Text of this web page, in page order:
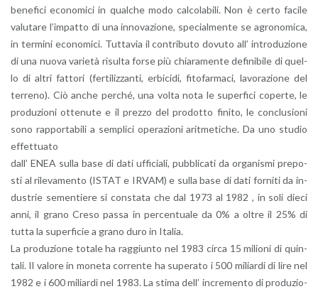
be­ne­fi­ci eco­no­mi­ci in qual­che modo cal­co­la­bi­li. Non è certo fa­ci­le
va­lu­ta­re l’im­pat­to di una in­no­va­zio­ne, spe­cial­men­te se agro­no­mi­ca,
in ter­mi­ni eco­no­mi­ci. Tut­ta­via il con­tri­bu­to do­vu­to all’ in­tro­du­zio­ne
di una nuova va­rie­tà ri­sul­ta forse più chia­ra­men­te de­fi­ni­bi­le di quel­
lo di altri fat­to­ri (fer­ti­liz­zan­ti, er­bi­ci­di, fi­to­far­ma­ci, la­vo­ra­zio­ne del
ter­re­no). Ciò anche per­ché, una volta nota le su­per­fi­ci co­per­te, le
pro­du­zio­ni ot­te­nu­te e il prez­zo del pro­dot­to fi­ni­to, le con­clu­sio­ni
sono rap­por­ta­bi­li a sem­pli­ci ope­ra­zio­ni arit­me­ti­che. Da uno stu­dio
ef­fet­tua­to
dall’ ENEA sulla base di dati uf­fi­cia­li, pub­bli­ca­ti da or­ga­ni­smi pre­po­
sti al ri­le­va­men­to (ISTAT e IRVAM) e sulla base di dati for­ni­ti da in­
du­strie se­men­tie­re si con­sta­ta che dal 1973 al 1982 , in soli dieci
anni, il grano Creso passa in per­cen­tua­le da 0% a oltre il 25% di
tutta la su­per­fi­cie a grano duro in Ita­lia.
La pro­du­zio­ne to­ta­le ha rag­giun­to nel 1983 circa 15 mi­lio­ni di quin­
ta­li. Il va­lo­re in mo­ne­ta cor­ren­te ha su­pe­ra­to i 500 mi­liar­di di lire nel
1982 e i 600 mi­liar­di nel 1983. La stima dell’ in­cre­men­to di pro­du­zio­